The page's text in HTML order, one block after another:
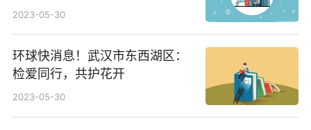
2023-05-30
环球快消息！武汉市东西湖区：
检爱同行，共护花开
2023-05-30